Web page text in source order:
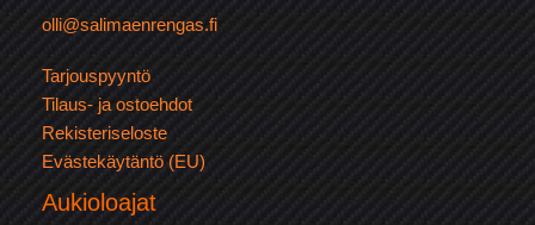
olli@salimaenrengas.fi
Tarjouspyyntö
Tilaus- ja ostoehdot
Rekisteriseloste
Evästekäytäntö (EU)
Aukioloajat